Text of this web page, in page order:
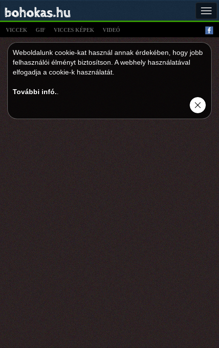
VICCEK GIF VICCES KÉPEK VIDEÓ
Weboldalunk cookie-kat használ annak érdekében, hogy jobb
felhasználói élményt biztosítson. A webhely használatával
elfogadja a cookie-k használatát.
További infó.